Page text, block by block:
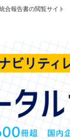
合報告書の閲覧サイト